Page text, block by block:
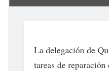
La delegación de
tareas de